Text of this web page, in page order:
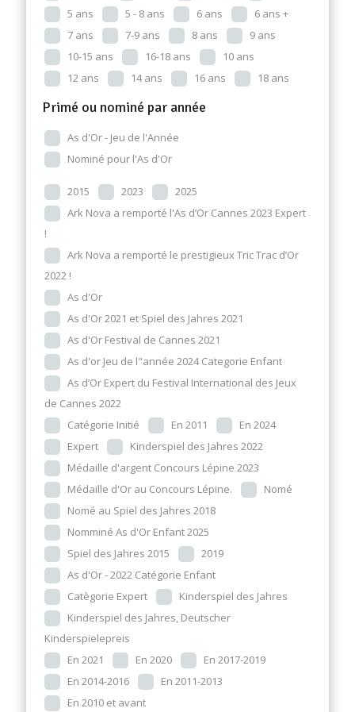
5 ans
5 - 8 ans 6 ans
6 ans +
7 ans
7-9 ans 8 ans
9 ans
10-15 ans
16-18 ans
10 ans
12 ans
14 ans 16 ans 18 ans
Primé ou nominé par année
As d'Or - Jeu de l'Année
Nominé pour l'As d'Or
2015 2023
2025
Ark Nova a remporté l'As d’Or Cannes 2023 Expert
!
Ark Nova a remporté le prestigieux Tric Trac d’Or
2022 !
As d'Or
As d'Or 2021 et Spiel des Jahres 2021
As d'Or Festival de Cannes 2021
As d'or Jeu de l"année 2024 Categorie Enfant
As d’Or Expert du Festival International des Jeux
de Cannes 2022
Catégorie Initié
En 2011
En 2024
Expert
Kinderspiel des Jahres 2022
Médaille d'argent Concours Lépine 2023
Médaille d'Or au Concours Lépine.
Nomé
Nomé au Spiel des Jahres 2018
Nomminé As d'Or Enfant 2025
Spiel des Jahres 2015
2019
As d'Or - 2022 Catégorie Enfant
Catègorie Expert
Kinderspiel des Jahres
Kinderspiel des Jahres, Deutscher
Kinderspielepreis
En 2021
En 2020
En 2017-2019
En 2014-2016
En 2011-2013
En 2010 et avant